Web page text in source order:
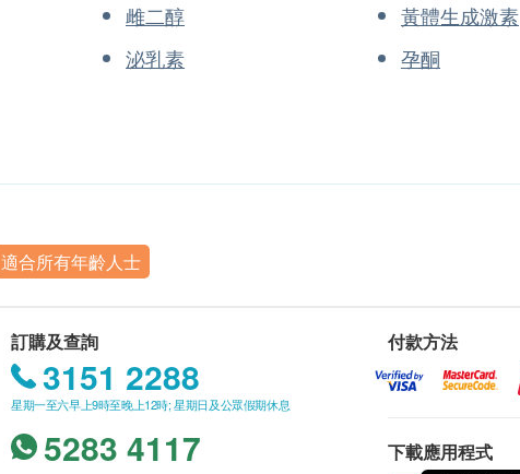
雌二醇 黃體生成激素
泌乳素
孕酮
適合所有年齡人士
訂購及查詢
3151 2288
星期一至六早上9時至晚上12時; 星期日及公眾假期休息
5283 4117
付款方法
下載應用程式